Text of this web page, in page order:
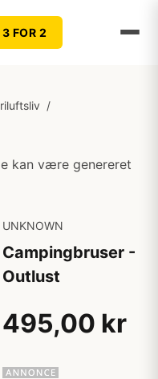
3 FOR 2
/
kan være genereret
UNKNOWN
Campingbruser -
Outlust
495,00 kr